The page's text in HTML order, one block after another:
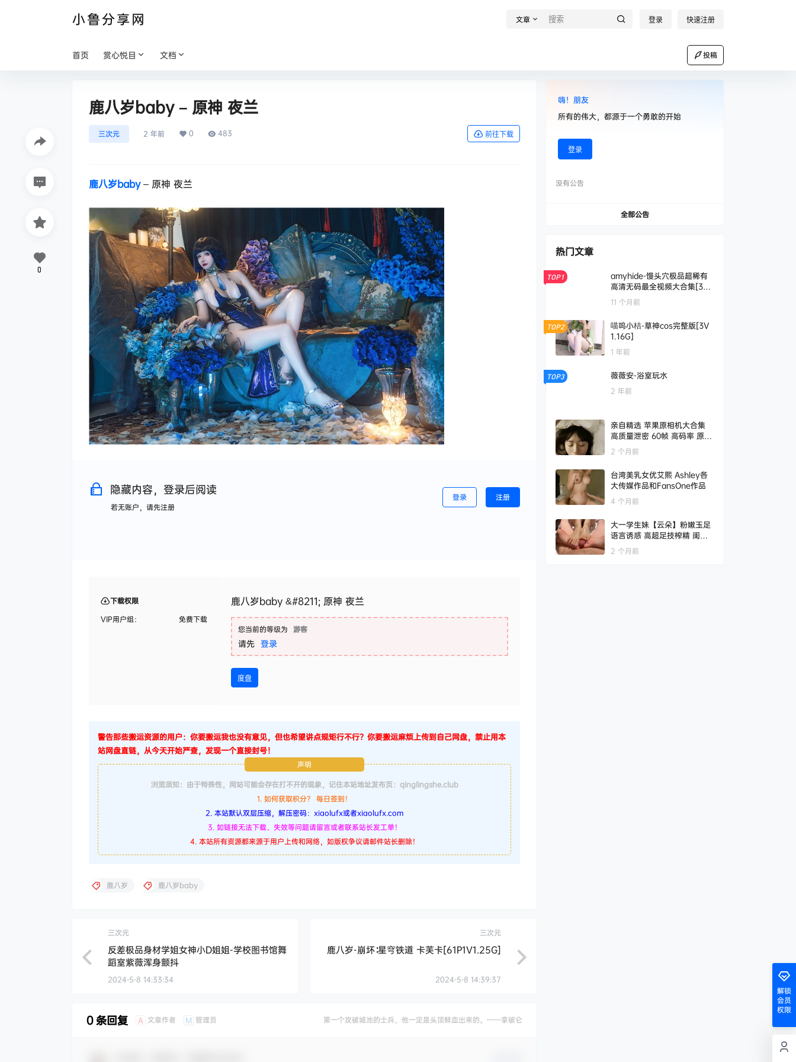
小鲁分享网 文章 登录 快速注册
首页 赏心悦目 文档 投稿
鹿八岁baby – 原神 夜兰
三次元 2 年前 0 483 前往下载
鹿八岁baby– 原神 夜兰
隐藏内容，登录后阅读
若无账户，请先注册
登录 注册
下载权限
VIP用户组：
免费下载
鹿八岁baby &#8211; 原神 夜兰
您当前的等级为 游客
请先 登录
度盘
警告那些搬运资源的用户：你要搬运我也没有意见，但也希望讲点规矩行不行？你要搬运麻烦上传到自己网盘，禁止用本
站网盘直链，从今天开始严查，发现一个直接封号！
声明
浏览须知：由于特殊性，网站可能会存在打不开的现象，记住本站地址发布页：qinglingshe.club
1. 如何获取积分？ 每日签到！
2. 本站默认双层压缩，解压密码：xiaolufx或者xiaolufx.com
3. 如链接无法下载、失效等问题请留言或者联系站长发工单！
4. 本站所有资源都来源于用户上传和网络，如版权争议请邮件站长删除！
0
鹿八岁 鹿八岁baby
三次元
反差极品身材学姐女神小D姐姐-学校图书馆舞
蹈室紫薇浑身颤抖
2024-5-8 14:33:34
三次元
鹿八岁-崩坏∶星穹铁道 卡芙卡[61P1V1.25G]
2024-5-8 14:39:37
0 条回复 A 文章作者 M 管理员 第一个攻破城池的士兵，他一定是头顶鲜血出来的。——拿破仑
嗨！朋友
所有的伟大，都源于一个勇敢的开始
登录
没有公告
全部公告
热门文章
TOP1
amyhide-馒头穴极品超稀有
高清无码最全视频大合集[37
G]
11 个月前
TOP2
喵呜小桔-草神cos完整版[3V
1.16G]
1 年前
TOP3 薇薇安-浴室玩水
2 年前
亲自精选 苹果原相机大合集
高质量泄密 60帧 高码率 原档
无水印 第一部分
2 个月前
台湾美乳女优艾熙 Ashley各
大传媒作品和FansOne作品
4 个月前
大一学生妹【云朵】粉嫩玉足
语言诱惑 高超足技榨精 闺蜜
齐榨 付费合集
2 个月前
解锁
会员
权限